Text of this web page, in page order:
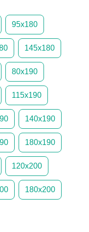
95х180
145х180
80х190
115х190
140х190
180х190
120х200
180х200